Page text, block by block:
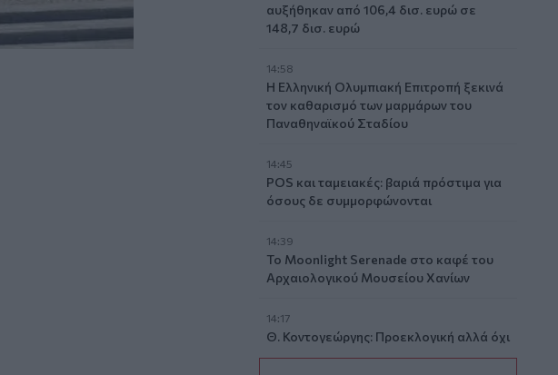
αυξήθηκαν από 106,4 δισ. ευρώ σε
148,7 δισ. ευρώ
14:58
Η Ελληνική Ολυμπιακή Επιτροπή ξεκινά
τον καθαρισμό των μαρμάρων του
Παναθηναϊκού Σταδίου
14:45
POS και ταμειακές: βαριά πρόστιμα για
όσους δε συμμορφώνονται
14:39
To Moonlight Serenade στο καφέ του
Αρχαιολογικού Μουσείου Χανίων
14:17
Θ. Κοντογεώργης: Προεκλογική αλλά όχι
παροχολογική η ΔΕΘ